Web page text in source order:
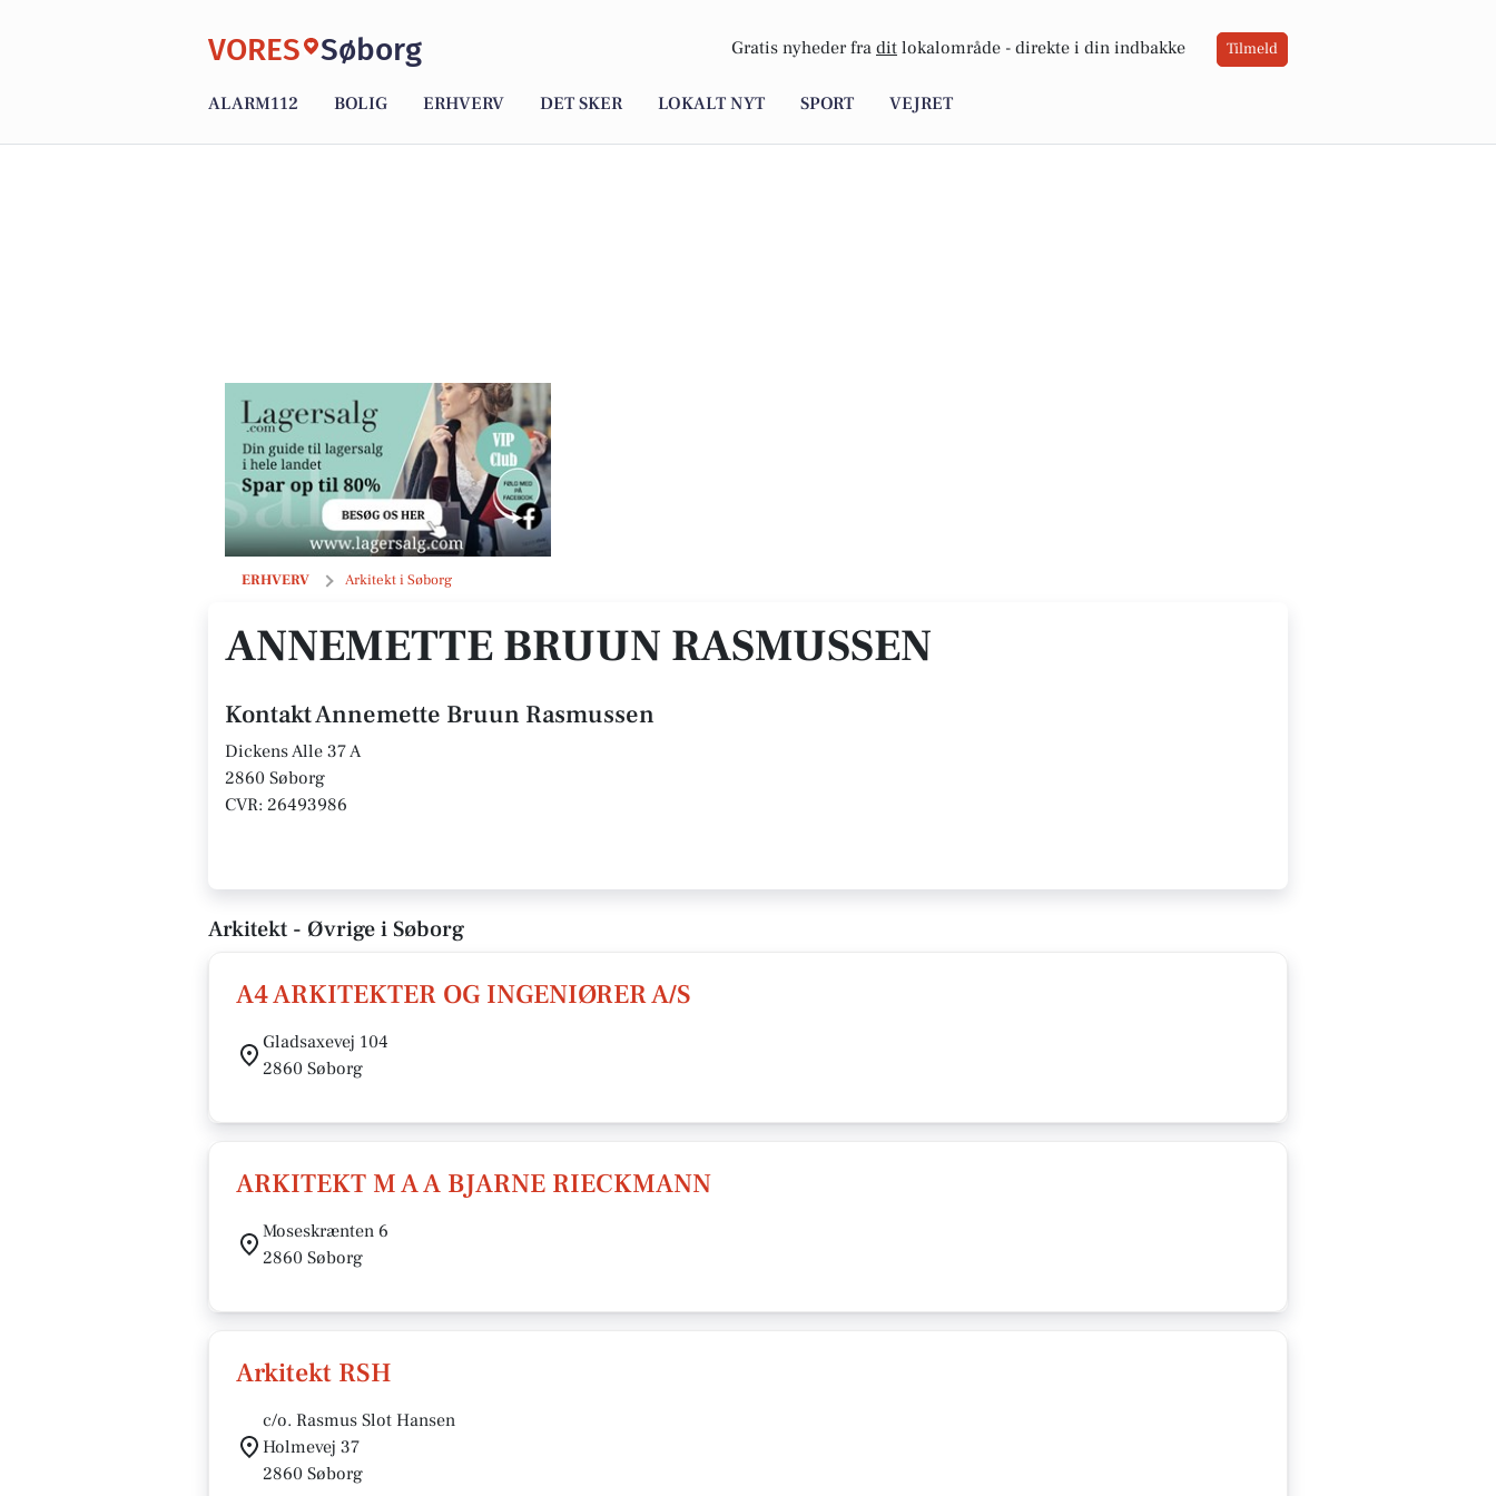
VORES Søborg Gratis nyheder fra dit lokalområde - direkte i din indbakke Tilmeld
ALARM112 BOLIG ERHVERV DET SKER LOKALT NYT SPORT VEJRET
ERHVERV Arkitekt i Søborg
Annemette Bruun Rasmussen
ANNEMETTE BRUUN RASMUSSEN
Kontakt Annemette Bruun Rasmussen
Dickens Alle 37 A
2860 Søborg
CVR: 26493986
Arkitekt - Øvrige i Søborg
A4 ARKITEKTER OG INGENIØRER A/S
Gladsaxevej 104
2860 Søborg
ARKITEKT M A A BJARNE RIECKMANN
Moseskrænten 6
2860 Søborg
Arkitekt RSH
c/o. Rasmus Slot Hansen
Holmevej 37
2860 Søborg